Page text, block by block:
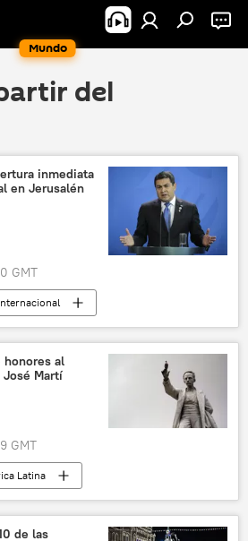
Mundo
del
inmediata
en Jerusalén
GMT
Israel
Honduras
oficina
honores al
José Martí
GMT
Latina
Reino Unido
de las